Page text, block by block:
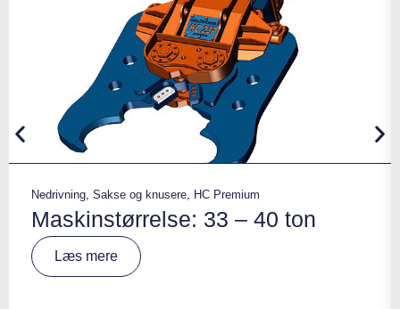
Nedrivning Sakse og knusere HC Premium
Maskinstørrelse: 33 – 40 ton
Læs mere